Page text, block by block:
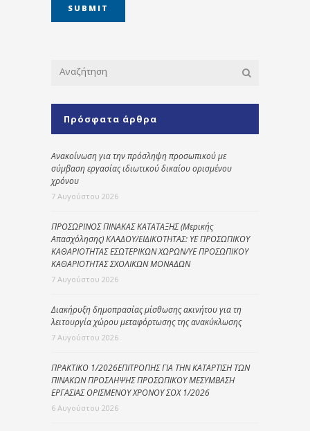
Πρόσφατα άρθρα
Ανακοίνωση για την πρόσληψη προσωπικού με
σύμβαση εργασίας ιδιωτικού δικαίου ορισμένου
χρόνου
7 Αυγούστου 2026
ΠΡΟΣΩΡΙΝΟΣ ΠΙΝΑΚΑΣ ΚΑΤΑΤΑΞΗΣ (Μερικής
Απασχόλησης) ΚΛΑΔΟΥ/ΕΙΔΙΚΟΤΗΤΑΣ: ΥΕ ΠΡΟΣΩΠΙΚΟΥ
ΚΑΘΑΡΙΟΤΗΤΑΣ ΕΣΩΤΕΡΙΚΩΝ ΧΩΡΩΝ/ΥΕ ΠΡΟΣΩΠΙΚΟΥ
ΚΑΘΑΡΙΟΤΗΤΑΣ ΣΧΟΛΙΚΩΝ ΜΟΝΑΔΩΝ
7 Αυγούστου 2026
Διακήρυξη δημοπρασίας μίσθωσης ακινήτου για τη
λειτουργία χώρου μεταφόρτωσης της ανακύκλωσης
7 Αυγούστου 2026
ΠΡΑΚΤΙΚΟ 1/2026ΕΠΙΤΡΟΠΗΣ ΓΙΑ ΤΗΝ ΚΑΤΑΡΤΙΣΗ ΤΩΝ
ΠΙΝΑΚΩΝ ΠΡΟΣΛΗΨΗΣ ΠΡΟΣΩΠΙΚΟΥ ΜΕΣΥΜΒΑΣΗ
ΕΡΓΑΣΙΑΣ ΟΡΙΣΜΕΝΟΥ ΧΡΟΝΟΥ ΣΟΧ 1/2026
6 Αυγούστου 2026